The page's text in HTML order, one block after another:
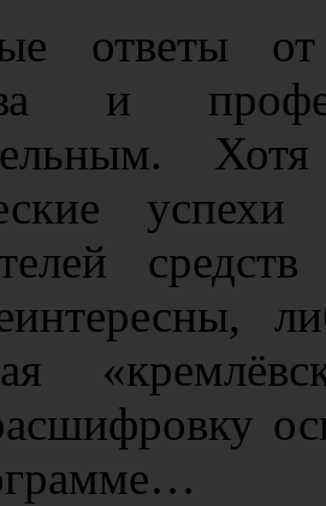
ответы от
и